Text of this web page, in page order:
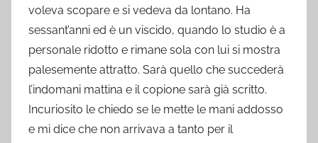
voleva scopare e si vedeva da lontano. Ha
sessant’anni ed è un viscido, quando lo studio è a
personale ridotto e rimane sola con lui si mostra
palesemente attratto. Sarà quello che succederà
l’indomani mattina e il copione sarà già scritto.
Incuriosito le chiedo se le mette le mani addosso
e mi dice che non arrivava a tanto per il